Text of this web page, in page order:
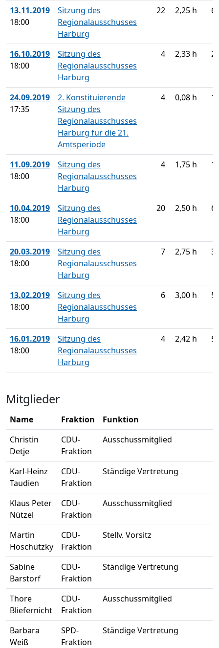
13.11.2019
18:00
Sitzung des
Regionalausschusses
Harburg
22 2,25 h
16.10.2019
18:00
Sitzung des
Regionalausschusses
Harburg
4 2,33 h
24.09.2019
17:35
2. Konstituierende
Sitzung des
Regionalausschusses
Harburg für die 21.
Amtsperiode
4 0,08 h
11.09.2019
18:00
Sitzung des
Regionalausschusses
Harburg
4 1,75 h
10.04.2019
18:00
Sitzung des
Regionalausschusses
Harburg
20 2,50 h
20.03.2019
18:00
Sitzung des
Regionalausschusses
Harburg
7 2,75 h
13.02.2019
18:00
Sitzung des
Regionalausschusses
Harburg
6 3,00 h
16.01.2019
18:00
Sitzung des
Regionalausschusses
Harburg
4 2,42 h
Mitglieder
Name Fraktion
Funktion
Christin
Detje
CDU-
Fraktion
Ausschussmitglied
Karl-Heinz
Taudien
CDU-
Fraktion
Ständige Vertretung
Klaus Peter
Nützel
CDU-
Fraktion
Ausschussmitglied
Martin
Hoschützky
CDU-
Fraktion
Stellv. Vorsitz
Sabine
Barstorf
CDU-
Fraktion
Ständige Vertretung
Thore
Bliefernicht
CDU-
Fraktion
Ausschussmitglied
Barbara
Weiß
SPD-
Fraktion
Ständige Vertretung